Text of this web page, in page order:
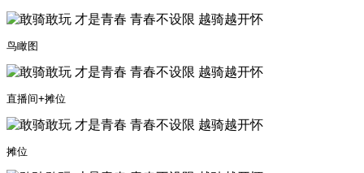
鸟瞰图
直播间+摊位
摊位